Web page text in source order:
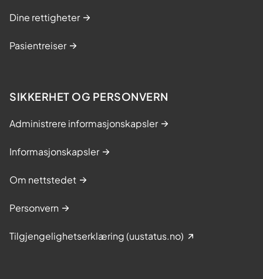
Dine rettigheter
Pasientreiser
SIKKERHET OG PERSONVERN
Administrere informasjonskapsler
Informasjonskapsler
Om nettstedet
Personvern
Tilgjengelighetserklæring (uustatus.no)